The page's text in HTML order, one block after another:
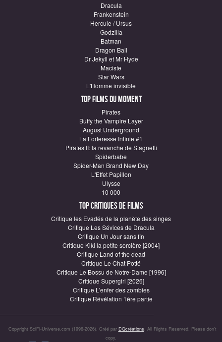
Dracula
Frankenstein
Hercule / Ursus
Godzilla
Batman
Dragon Ball
Dr Jekyll et Mr Hyde
Maciste
Star Wars
L'Homme invisible
Top Films du moment
Pirates
Buffy the Vampire Layer
August Underground
La Forteresse Infinie #1
Pirates II: la revanche de Stagnetti
Spiderbabe
Spider-Man Brand New Day
L'Effet Papillon
Ulysse
10 000
Top critiques de Films
Critique les Evadés de la planète des singes
Critique Les Sévices de Dracula
Critique Un Jour sans fin
Critique Kiki la petite sorcière [2004]
Critique Land of the dead
Critique Le Chat Potté
Critique Le Bossu de Notre-Dame [1996]
Critique Supergirl [2026]
Critique L'enfer des zombies
Critique Révélation 1ère partie
Copyright SciFi-Universe.com (1996-2026). Créé par DQcréations. All Rights Reserved. Please don’t
copy.